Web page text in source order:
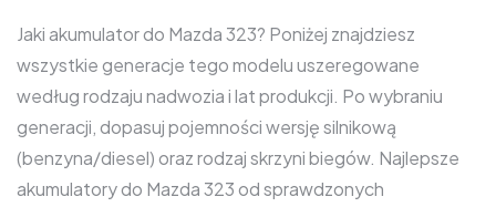
Jaki akumulator do Mazda 323? Poniżej znajdziesz
wszystkie generacje tego modelu uszeregowane
według rodzaju nadwozia i lat produkcji. Po wybraniu
generacji, dopasuj pojemności wersję silnikową
(benzyna/diesel) oraz rodzaj skrzyni biegów. Najlepsze
akumulatory do Mazda 323 od sprawdzonych